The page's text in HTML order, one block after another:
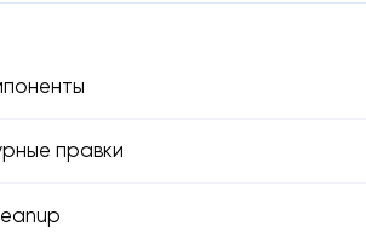
правки